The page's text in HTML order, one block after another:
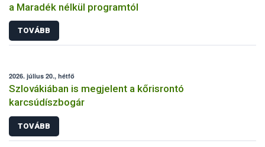
a Maradék nélkül programtól
TOVÁBB
2026. július 20., hétfő
Szlovákiában is megjelent a kőrisrontó
karcsúdíszbogár
TOVÁBB